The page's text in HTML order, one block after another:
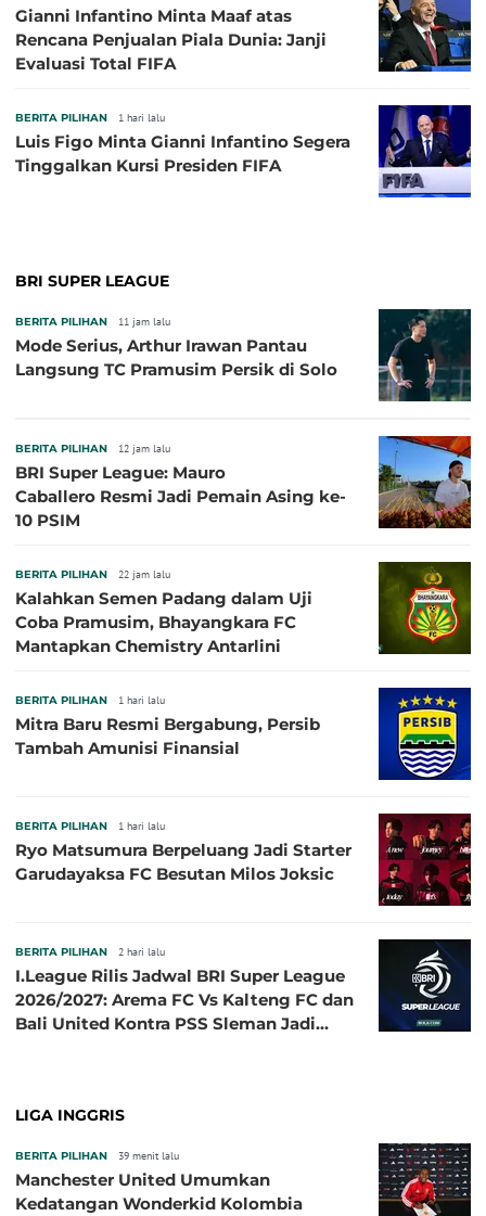
Gianni Infantino Minta Maaf atas
Rencana Penjualan Piala Dunia: Janji
Evaluasi Total FIFA
BERITA PILIHAN 1 hari lalu
Luis Figo Minta Gianni Infantino Segera
Tinggalkan Kursi Presiden FIFA
BRI SUPER LEAGUE
BERITA PILIHAN 11 jam lalu
Mode Serius, Arthur Irawan Pantau
Langsung TC Pramusim Persik di Solo
BERITA PILIHAN 12 jam lalu
BRI Super League: Mauro
Caballero Resmi Jadi Pemain Asing ke-
10 PSIM
BERITA PILIHAN 22 jam lalu
Kalahkan Semen Padang dalam Uji
Coba Pramusim, Bhayangkara FC
Mantapkan Chemistry Antarlini
BERITA PILIHAN 1 hari lalu
Mitra Baru Resmi Bergabung, Persib
Tambah Amunisi Finansial
BERITA PILIHAN 1 hari lalu
Ryo Matsumura Berpeluang Jadi Starter
Garudayaksa FC Besutan Milos Joksic
BERITA PILIHAN 2 hari lalu
I.League Rilis Jadwal BRI Super League
2026/2027: Arema FC Vs Kalteng FC dan
Bali United Kontra PSS Sleman Jadi
LIGA INGGRIS
BERITA PILIHAN 39 menit lalu
Manchester United Umumkan
Kedatangan Wonderkid Kolombia